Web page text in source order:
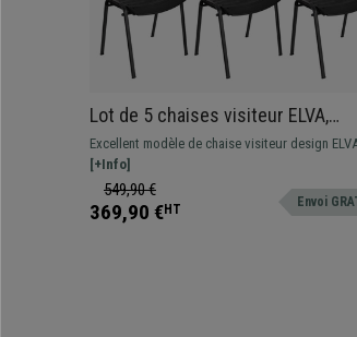
Lot de 5 chaises visiteur ELVA,
empilables et très pratiques,
qualité, Noir et Piétement Noir
Excellent modèle de chaise visiteur design ELVA.
modèle est parfait si vous recherchez une chaise
résistante, commode et facile à utiliser. Elle est
idéale pour les salles d’attente, réunion ou
conférence, etc...
[+Info]
549,90 €
369,90 €HT Envoi